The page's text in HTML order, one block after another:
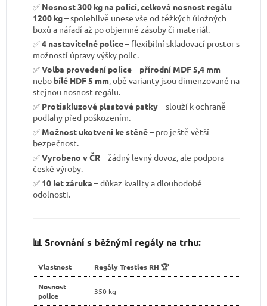
✅ Nosnost 300 kg na polici, celková nosnost regálu
1200 kg– spolehlivě unese vše od těžkých úložných
boxů a nářadí až po objemné zásoby či materiál.
✅4 nastavitelné police– flexibilní skladovací prostor s
možností úpravy výšky polic.
✅Volba provedení police– přírodní MDF 5,4 mm
nebo bílé HDF 5 mm, obě varianty jsou dimenzované na
stejnou nosnost regálu.
✅ Protiskluzové plastové patky– slouží k ochraně
podlahy před poškozením.
✅ Možnost ukotvení ke stěně– pro ještě větší
bezpečnost.
✅Vyrobeno v ČR– žádný levný dovoz, ale podpora
české výroby.
✅ 10 let záruka – důkaz kvality a dlouhodobé
odolnosti.
📊 Srovnání s běžnými regály na trhu:
Vlastnost Regály Trestles RH 🏆
Nosnost
police
350 kg